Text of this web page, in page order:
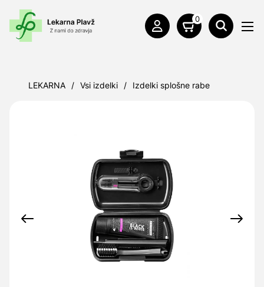
0
LEKARNA / Vsi izdelki / Izdelki splošne rabe